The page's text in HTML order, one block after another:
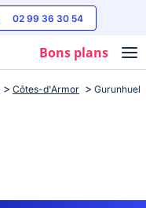
02 99 36 30 54
Bons plans
Côtes-d'Armor Gurunhuel